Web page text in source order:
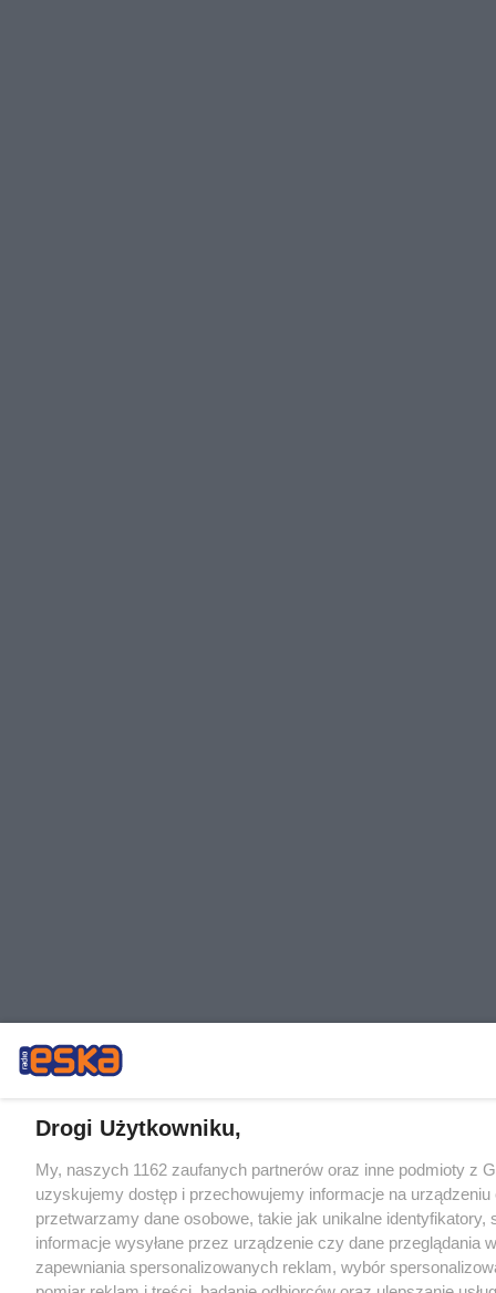
Drogi Użytkowniku,
My, naszych 1162 zaufanych partnerów oraz inne podmioty z
uzyskujemy dostęp i przechowujemy informacje na urządzeniu
przetwarzamy dane osobowe, takie jak unikalne identyfikatory,
informacje wysyłane przez urządzenie czy dane przeglądania
zapewniania spersonalizowanych reklam, wybór